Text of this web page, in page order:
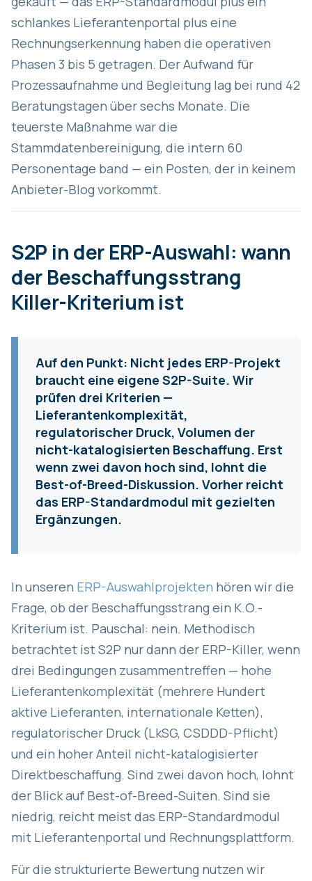
schlankes Lieferantenportal plus eine
Rechnungserkennung haben die operativen
Phasen 3 bis 5 getragen. Der Aufwand für
Prozessaufnahme und Begleitung lag bei rund 42
Beratungstagen über sechs Monate. Die
teuerste Maßnahme war die
Stammdatenbereinigung, die intern 60
Personentage band — ein Posten, der in keinem
Anbieter-Blog vorkommt.
S2P in der ERP-Auswahl: wann
der Beschaffungsstrang
Killer-Kriterium ist
Auf den Punkt: Nicht jedes ERP-Projekt
braucht eine eigene S2P-Suite. Wir
prüfen drei Kriterien —
Lieferantenkomplexität,
regulatorischer Druck, Volumen der
nicht-katalogisierten Beschaffung. Erst
wenn zwei davon hoch sind, lohnt die
Best-of-Breed-Diskussion. Vorher reicht
das ERP-Standardmodul mit gezielten
Ergänzungen.
In unseren ERP-Auswahlprojekten hören wir die
Frage, ob der Beschaffungsstrang ein K.O.-
Kriterium ist. Pauschal: nein. Methodisch
betrachtet ist S2P nur dann der ERP-Killer, wenn
drei Bedingungen zusammentreffen — hohe
Lieferantenkomplexität (mehrere Hundert
aktive Lieferanten, internationale Ketten),
regulatorischer Druck (LkSG, CSDDD-Pflicht)
und ein hoher Anteil nicht-katalogisierter
Direktbeschaffung. Sind zwei davon hoch, lohnt
der Blick auf Best-of-Breed-Suiten. Sind sie
niedrig, reicht meist das ERP-Standardmodul
mit Lieferantenportal und Rechnungsplattform.
Für die strukturierte Bewertung nutzen wir